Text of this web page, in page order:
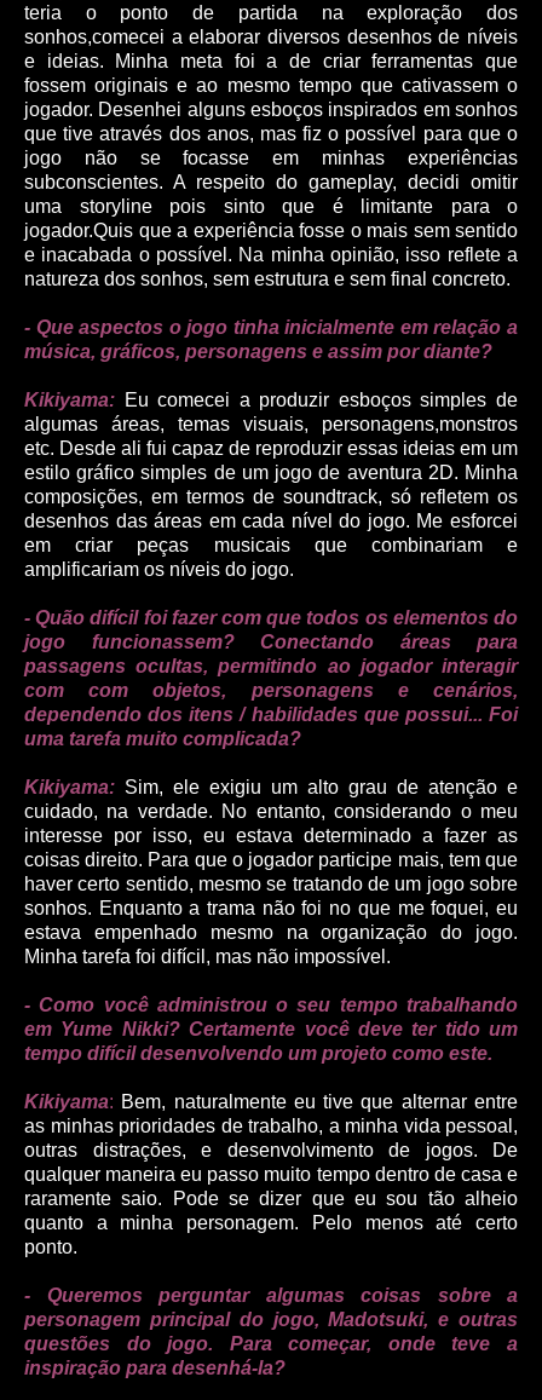
teria o ponto de partida na exploração dos
sonhos,comecei a elaborar diversos desenhos de níveis
e ideias. Minha meta foi a de criar ferramentas que
fossem originais e ao mesmo tempo que cativassem o
jogador. Desenhei alguns esboços inspirados em sonhos
que tive através dos anos, mas fiz o possível para que o
jogo não se focasse em minhas experiências
subconscientes. A respeito do gameplay, decidi omitir
uma storyline pois sinto que é limitante para o
jogador.Quis que a experiência fosse o mais sem sentido
e inacabada o possível. Na minha opinião, isso reflete a
natureza dos sonhos, sem estrutura e sem final concreto.
- Que aspectos o jogo tinha inicialmente em relação a
música, gráficos, personagens e assim por diante?
Kikiyama: Eu comecei a produzir esboços simples de
algumas áreas, temas visuais, personagens,monstros
etc. Desde ali fui capaz de reproduzir essas ideias em um
estilo gráfico simples de um jogo de aventura 2D. Minha
composições, em termos de soundtrack, só refletem os
desenhos das áreas em cada nível do jogo. Me esforcei
em criar peças musicais que combinariam e
amplificariam os níveis do jogo.
- Quão difícil foi fazer com que todos os elementos do
jogo funcionassem? Conectando áreas para
passagens ocultas, permitindo ao jogador interagir
com com objetos, personagens e cenários,
dependendo dos itens / habilidades que possui... Foi
uma tarefa muito complicada?
Kikiyama: Sim, ele exigiu um alto grau de atenção e
cuidado, na verdade. No entanto, considerando o meu
interesse por isso, eu estava determinado a fazer as
coisas direito. Para que o jogador participe mais, tem que
haver certo sentido, mesmo se tratando de um jogo sobre
sonhos. Enquanto a trama não foi no que me foquei, eu
estava empenhado mesmo na organização do jogo.
Minha tarefa foi difícil, mas não impossível.
- Como você administrou o seu tempo trabalhando
em Yume Nikki? Certamente você deve ter tido um
tempo difícil desenvolvendo um projeto como este.
Kikiyama: Bem, naturalmente eu tive que alternar entre
as minhas prioridades de trabalho, a minha vida pessoal,
outras distrações, e desenvolvimento de jogos. De
qualquer maneira eu passo muito tempo dentro de casa e
raramente saio. Pode se dizer que eu sou tão alheio
quanto a minha personagem. Pelo menos até certo
ponto.
- Queremos perguntar algumas coisas sobre a
personagem principal do jogo, Madotsuki, e outras
questões do jogo. Para começar, onde teve a
inspiração para desenhá-la?